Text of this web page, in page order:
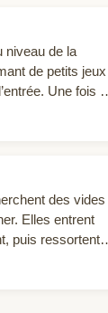
niveau de la
de petits jeux
Une fois à
plomberie et
des vides
Elles entrent
puis ressortent
et